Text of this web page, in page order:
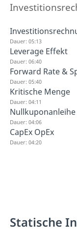
Dauer: 05:13
Leverage Effekt
Dauer: 06:40
Forward Rate &
Dauer: 05:40
Kritische Menge
Dauer: 04:11
Nullkuponanleihe
Dauer: 04:06
CapEx OpEx
Dauer: 04:20
Statische